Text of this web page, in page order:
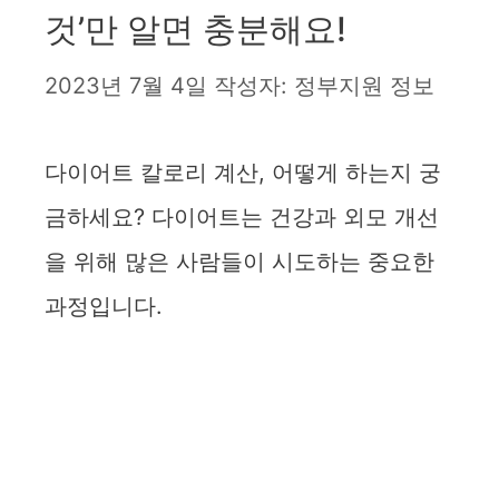
것’만 알면 충분해요!
2023년 7월 4일 작성자: 정부지원 정보
다이어트 칼로리 계산, 어떻게 하는지 궁
금하세요? 다이어트는 건강과 외모 개선
을 위해 많은 사람들이 시도하는 중요한
과정입니다.